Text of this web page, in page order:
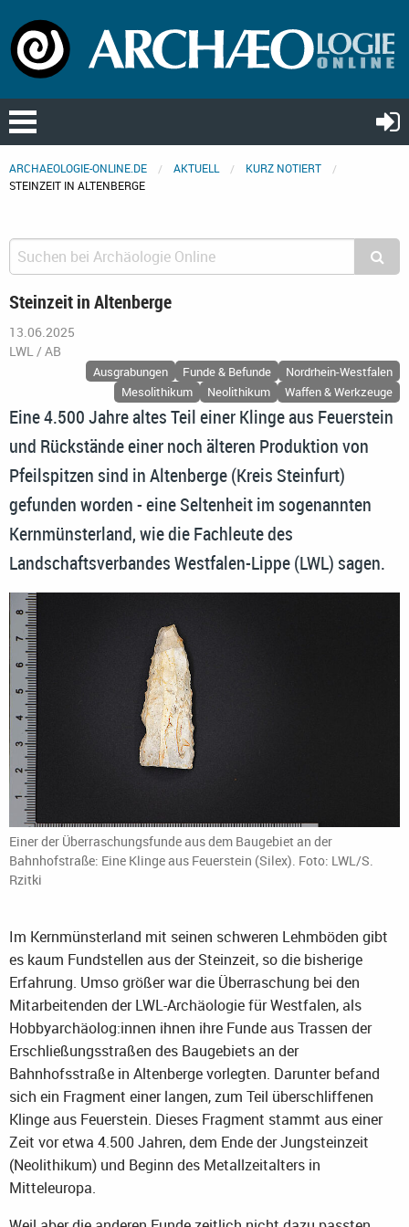
ARCHAEOLOGIE-ONLINE.DE AKTUELL
KURZ NOTIERT
STEINZEIT IN ALTENBERGE
Steinzeit in Altenberge
13.06.2025
LWL / AB
Ausgrabungen Funde & Befunde
Nordrhein-Westfalen
Mesolithikum
Neolithikum Waffen & Werkzeuge
Eine 4.500 Jahre altes Teil einer Klinge aus Feuerstein
und Rückstände einer noch älteren Produktion von
Pfeilspitzen sind in Altenberge (Kreis Steinfurt)
gefunden worden - eine Seltenheit im sogenannten
Kernmünsterland, wie die Fachleute des
Landschaftsverbandes Westfalen-Lippe (LWL) sagen.
Einer der Überraschungsfunde aus dem Baugebiet an der
Bahnhofstraße: Eine Klinge aus Feuerstein (Silex). Foto: LWL/S.
Rzitki
Im Kernmünsterland mit seinen schweren Lehmböden gibt
es kaum Fundstellen aus der Steinzeit, so die bisherige
Erfahrung. Umso größer war die Überraschung bei den
Mitarbeitenden der LWL-Archäologie für Westfalen, als
Hobbyarchäolog:innen ihnen ihre Funde aus Trassen der
Erschließungsstraßen des Baugebiets an der
Bahnhofsstraße in Altenberge vorlegten. Darunter befand
sich ein Fragment einer langen, zum Teil überschliffenen
Klinge aus Feuerstein. Dieses Fragment stammt aus einer
Zeit vor etwa 4.500 Jahren, dem Ende der Jungsteinzeit
(Neolithikum) und Beginn des Metallzeitalters in
Mitteleuropa.